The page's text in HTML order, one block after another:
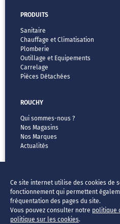
Ce site internet utilise des cookies de
fonctionnement qui permettent
fréquentation des pages du site.
Vous pouvez consulter notre politique
politique sur les cookies.
PRODUITS
Sanitaire
Chauffage et Climatisation
Plomberie
Outillage et Equipements
Carrelage
Pièces Détachées
ROUCHY
Qui sommes-nous ?
Nos Magasins
Nos Marques
Actualités
CGV
Vos données & vos droits
Mentions légales
FAQ